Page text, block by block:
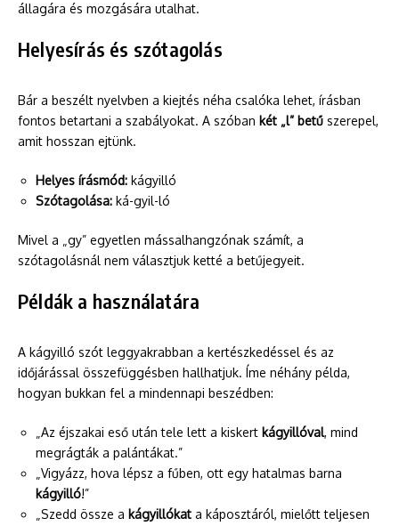
állagára és mozgására utalhat.
Helyesírás és szótagolás
Bár a beszélt nyelvben a kiejtés néha csalóka lehet, írásban
fontos betartani a szabályokat. A szóban két „l” betű szerepel,
amit hosszan ejtünk.
Helyes írásmód: kágyilló
Szótagolása: ká-gyil-ló
Mivel a „gy” egyetlen mássalhangzónak számít, a
szótagolásnál nem választjuk ketté a betűjegyeit.
Példák a használatára
A kágyilló szót leggyakrabban a kertészkedéssel és az
időjárással összefüggésben hallhatjuk. Íme néhány példa,
hogyan bukkan fel a mindennapi beszédben:
„Az éjszakai eső után tele lett a kiskert kágyillóval, mind
megrágták a palántákat.”
„Vigyázz, hova lépsz a fűben, ott egy hatalmas barna
kágyilló!”
„Szedd össze a kágyillókat a káposztáról, mielőtt teljesen